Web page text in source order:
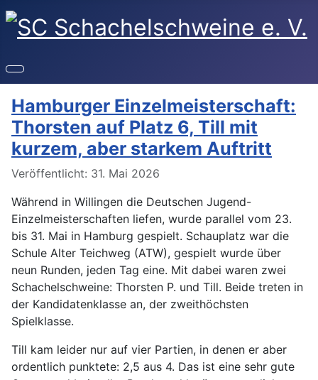
Hamburger Einzelmeisterschaft:
Thorsten auf Platz 6, Till mit
kurzem, aber starkem Auftritt
Details
Veröffentlicht: 31. Mai 2026
Während in Willingen die Deutschen Jugend-
Einzelmeisterschaften liefen, wurde parallel vom 23.
bis 31. Mai in Hamburg gespielt. Schauplatz war die
Schule Alter Teichweg (ATW), gespielt wurde über
neun Runden, jeden Tag eine. Mit dabei waren zwei
Schachelschweine: Thorsten P. und Till. Beide treten in
der Kandidatenklasse an, der zweithöchsten
Spielklasse.
Till kam leider nur auf vier Partien, in denen er aber
ordentlich punktete: 2,5 aus 4. Das ist eine sehr gute